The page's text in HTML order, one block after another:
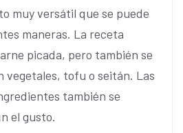
muy versátil que se puede
maneras. La receta
picada, pero también se
vegetales, tofu o seitán. Las
también se
el gusto.